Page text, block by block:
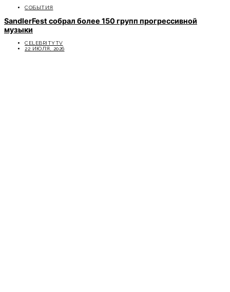
СОБЫТИЯ
SandlerFest собрал более 150 групп прогрессивной
музыки
CELEBRITYTV
22 ИЮЛЯ, 2026